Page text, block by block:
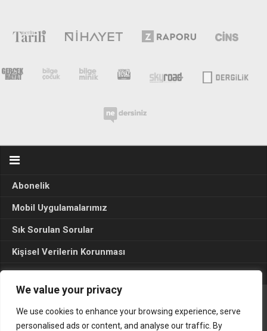
We value your privacy
We use cookies to enhance your browsing experience, serve
personalised ads or content, and analyse our traffic. By
Abonelik
Mobil Uygulamalarımız
Sık Sorulan Sorular
Kişisel Verilerin Korunması
Seçim Sonuçları 2024
Gerçek Hayat © 2015. Her hakkı sakldır.